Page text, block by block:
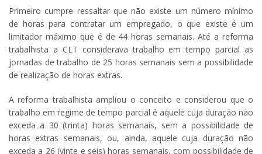
Primeiro cumpre ressaltar que não existe um número mínimo
de horas para contratar um empregado, o que existe é um
limitador máximo que é de 44 horas semanais. Até a reforma
trabalhista a CLT considerava trabalho em tempo parcial as
jornadas de trabalho de 25 horas semanais sem a possibilidade
de realização de horas extras.
A reforma trabalhista ampliou o conceito e considerou que o
trabalho em regime de tempo parcial é aquele cuja duração não
exceda a 30 (trinta) horas semanais, sem a possibilidade de
horas extras semanais, ou, ainda, aquele cuja duração não
exceda a 26 (vinte e seis) horas semanais, com possibilidade de